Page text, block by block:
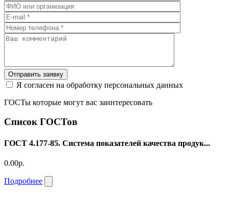
Отправить заявку
Я согласен на обработку персональных данных
ГОСТы которые могут вас заинтересовать
Список ГОСТов
ГОСТ 4.177-85. Система показателей качества продук...
0.00р.
Подробнее